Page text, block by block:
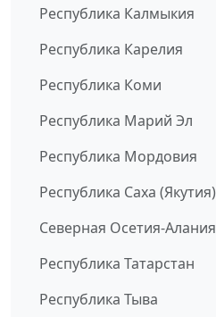
Республика Калмыкия
Республика Карелия
Республика Коми
Республика Марий Эл
Республика Мордовия
Республика Саха (Якутия)
Северная Осетия-Алания
Республика Татарстан
Республика Тыва